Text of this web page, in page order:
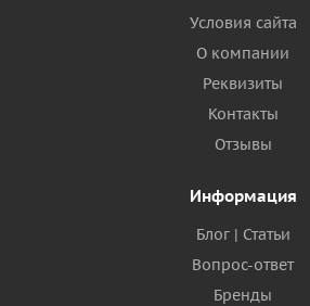
Условия сайта
О компании
Реквизиты
Контакты
Отзывы
Информация
Блог | Статьи
Вопрос-ответ
Бренды